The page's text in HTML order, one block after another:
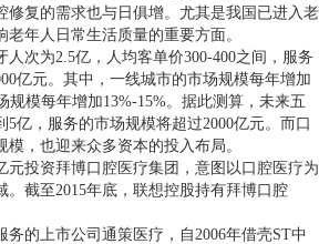
修复的需求也与日俱增。尤其是我国已进入老
年人日常生活质量的重要方面。
次为2.5亿，人均客单价300-400之间，服务
亿元。其中，一线城市的市场规模每年增加
规模每年增加13%-15%。据此测算，未来五
亿，服务的市场规模将超过2000亿元。而口
，也迎来众多资本的投入布局。
元投资拜博口腔医疗集团，意图以口腔医疗为
。截至2015年底，联想控股持有拜博口腔
务的上市公司通策医疗，自2006年借壳ST中